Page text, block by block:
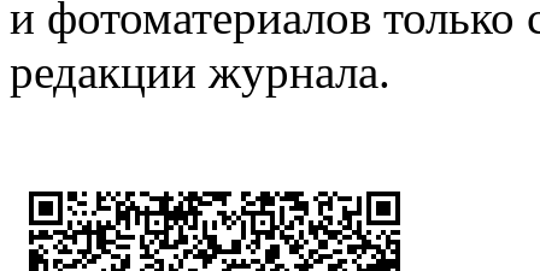
и фотоматериалов
редакции журнала.